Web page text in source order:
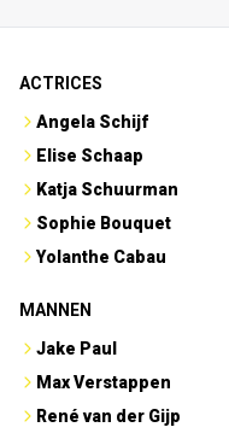
ACTRICES
Angela Schijf
Elise Schaap
Katja Schuurman
Sophie Bouquet
Yolanthe Cabau
MANNEN
Jake Paul
Max Verstappen
René van der Gijp